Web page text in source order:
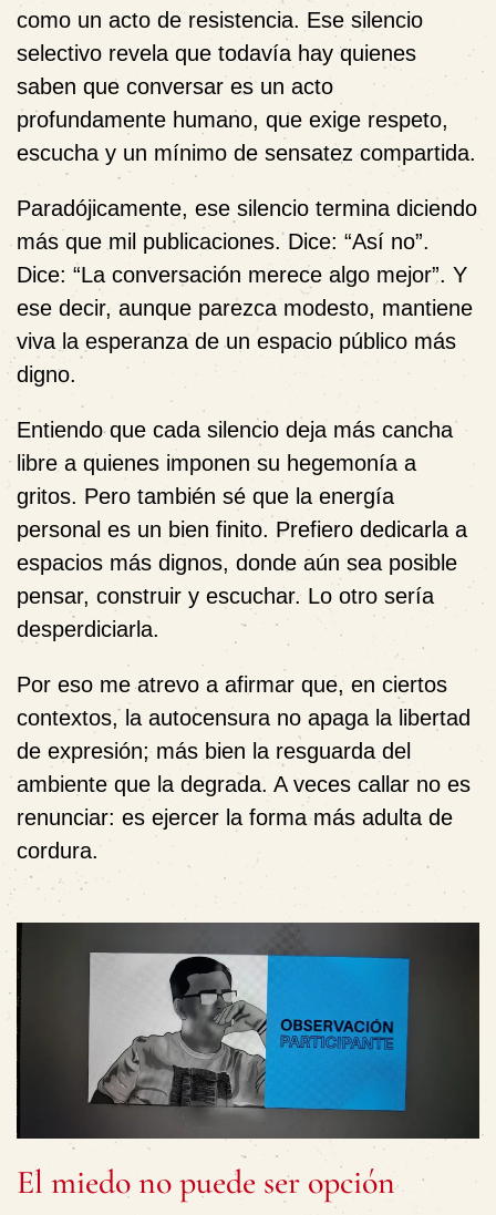
como un acto de resistencia. Ese silencio
selectivo revela que todavía hay quienes
saben que conversar es un acto
profundamente humano, que exige respeto,
escucha y un mínimo de sensatez compartida.
Paradójicamente, ese silencio termina diciendo
más que mil publicaciones. Dice: “Así no”.
Dice: “La conversación merece algo mejor”. Y
ese decir, aunque parezca modesto, mantiene
viva la esperanza de un espacio público más
digno.
Entiendo que cada silencio deja más cancha
libre a quienes imponen su hegemonía a
gritos. Pero también sé que la energía
personal es un bien finito. Prefiero dedicarla a
espacios más dignos, donde aún sea posible
pensar, construir y escuchar. Lo otro sería
desperdiciarla.
Por eso me atrevo a afirmar que, en ciertos
contextos, la autocensura no apaga la libertad
de expresión; más bien la resguarda del
ambiente que la degrada. A veces callar no es
renunciar: es ejercer la forma más adulta de
cordura.
El miedo no puede ser opción